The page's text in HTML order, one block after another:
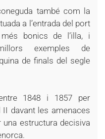
també com la
a l’entrada del port
bonics de l’illa, i
exemples de
de finals del segle
1848 i 1857 per
davant les amenaces
una estructura decisiva